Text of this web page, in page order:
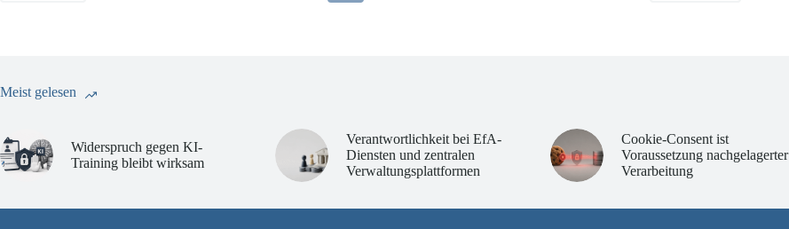
Meist gelesen
Widerspruch gegen KI-
Training bleibt wirksam
Verantwortlichkeit bei EfA-
Diensten und zentralen
Verwaltungsplattformen
Cookie-Consent ist
Voraussetzung nachgelagerter
Verarbeitung